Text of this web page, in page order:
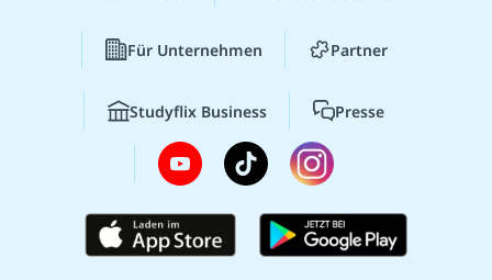
Für Unternehmen Partner
Studyflix Business Presse